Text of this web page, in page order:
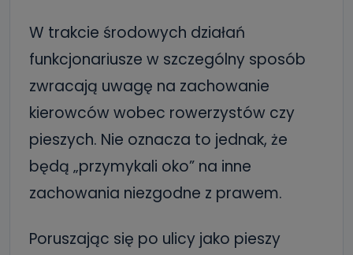
W trakcie środowych działań
funkcjonariusze w szczególny sposób
zwracają uwagę na zachowanie
kierowców wobec rowerzystów czy
pieszych. Nie oznacza to jednak, że
będą „przymykali oko” na inne
zachowania niezgodne z prawem.
Poruszając się po ulicy jako pieszy